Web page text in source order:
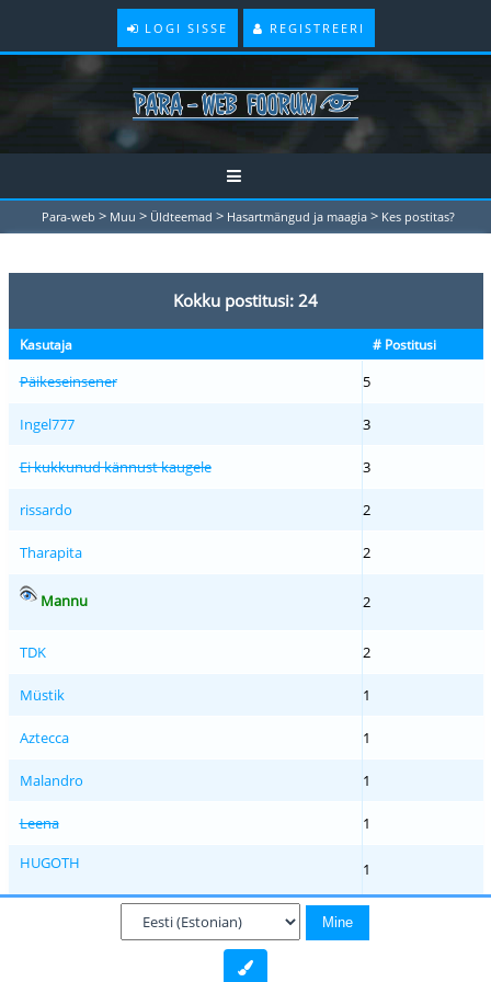
LOGI SISSE REGISTREERI
Para-web > Muu > Üldteemad > Hasartmängud ja maagia > Kes postitas?
Kokku postitusi: 24
Kasutaja # Postitusi
Päikeseinsener 5
Ingel777 3
Ei kukkunud kännust kaugele 3
rissardo 2
Tharapita 2
Mannu 2
TDK 2
Müstik 1
Aztecca 1
Malandro 1
Leena
1
HUGOTH
1